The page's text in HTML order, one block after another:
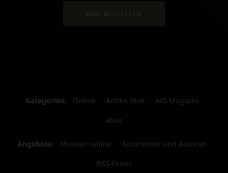
ABO BESTELLEN
Kategorien: Online Antike Welt AiD Magazin
Abos
Angebote: Museen online Autorinnen und Autoren
RSS-Feeds